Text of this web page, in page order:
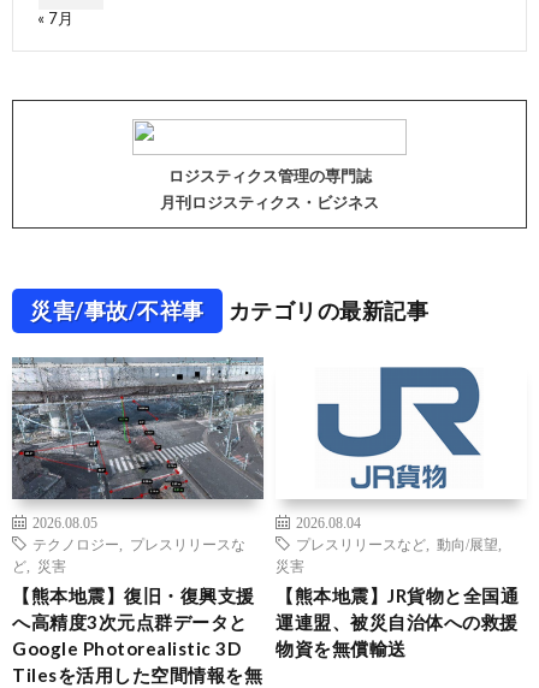
« 7月
ロジスティクス管理の専門誌
月刊ロジスティクス・ビジネス
災害/事故/不祥事 カテゴリの最新記事
2026.08.05
テクノロジー
プレスリリースな
ど
災害
【熊本地震】復旧・復興支援
へ高精度3次元点群データと
Google Photorealistic 3D
Tilesを活用した空間情報を無
2026.08.04
プレスリリースなど
動向/展望
災害
【熊本地震】JR貨物と全国通
運連盟、被災自治体への救援
物資を無償輸送